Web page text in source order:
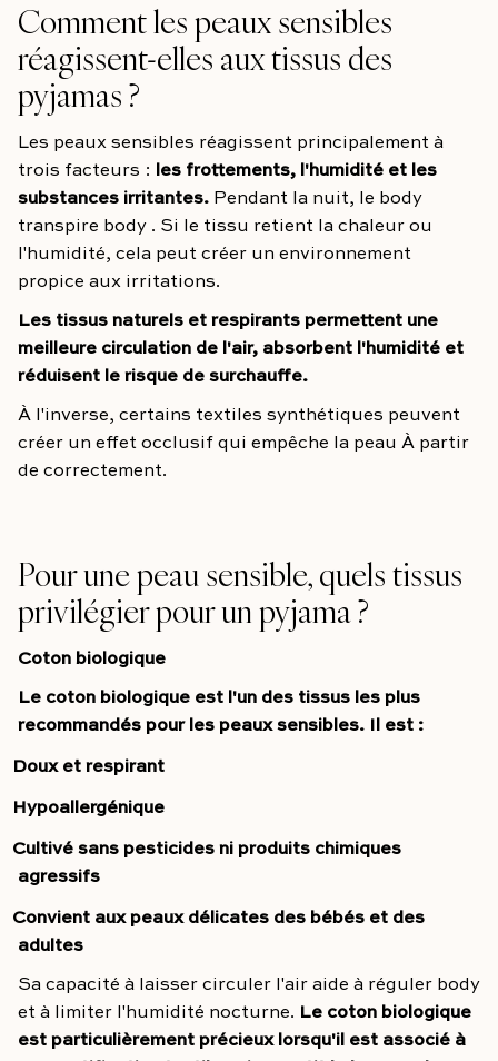
Comment les peaux sensibles
réagissent-elles aux tissus des
pyjamas ?
Les peaux sensibles réagissent principalement à
trois facteurs : les frottements, l'humidité et les
substances irritantes. Pendant la nuit, le body
transpire body . Si le tissu retient la chaleur ou
l'humidité, cela peut créer un environnement
propice aux irritations.
Les tissus naturels et respirants permettent une
meilleure circulation de l'air, absorbent l'humidité et
réduisent le risque de surchauffe.
À l'inverse, certains textiles synthétiques peuvent
créer un effet occlusif qui empêche la peau À partir
de correctement.
Pour une peau sensible, quels tissus
privilégier pour un pyjama ?
Coton biologique
Le coton biologique est l'un des tissus les plus
recommandés pour les peaux sensibles. Il est :
Doux et respirant
Hypoallergénique
Cultivé sans pesticides ni produits chimiques
agressifs
Convient aux peaux délicates des bébés et des
adultes
Sa capacité à laisser circuler l'air aide à réguler body
et à limiter l'humidité nocturne. Le coton biologique
est particulièrement précieux lorsqu'il est associé à